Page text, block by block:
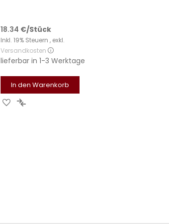
18.34 €/Stück
Inkl. 19% Steuern , exkl.
Versandkosten
lieferbar in 1-3 Werktage
In den Warenkorb
Zur Zur